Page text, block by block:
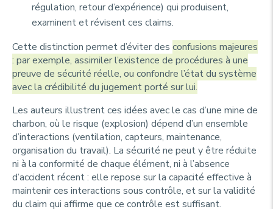
régulation, retour d’expérience) qui produisent,
examinent et révisent ces claims.
Cette distinction permet d’éviter des confusions majeures
: par exemple, assimiler l’existence de procédures à une
preuve de sécurité réelle, ou confondre l’état du système
avec la crédibilité du jugement porté sur lui.
Les auteurs illustrent ces idées avec le cas d’une mine de
charbon, où le risque (explosion) dépend d’un ensemble
d’interactions (ventilation, capteurs, maintenance,
organisation du travail). La sécurité ne peut y être réduite
ni à la conformité de chaque élément, ni à l’absence
d’accident récent : elle repose sur la capacité effective à
maintenir ces interactions sous contrôle, et sur la validité
du claim qui affirme que ce contrôle est suffisant.